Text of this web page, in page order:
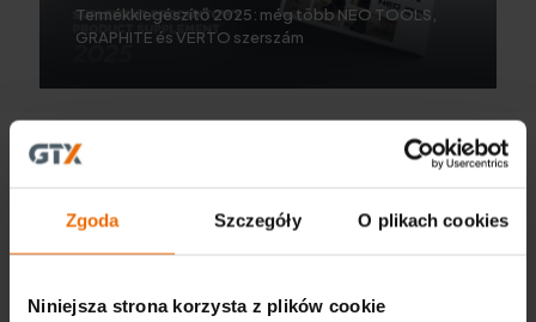
Zgoda Szczegóły O plikach cookies
Niniejsza strona korzysta z plików cookie
Termékkiegészítő 2025: még több NEO TOOLS,
GRAPHITE és VERTO szerszám